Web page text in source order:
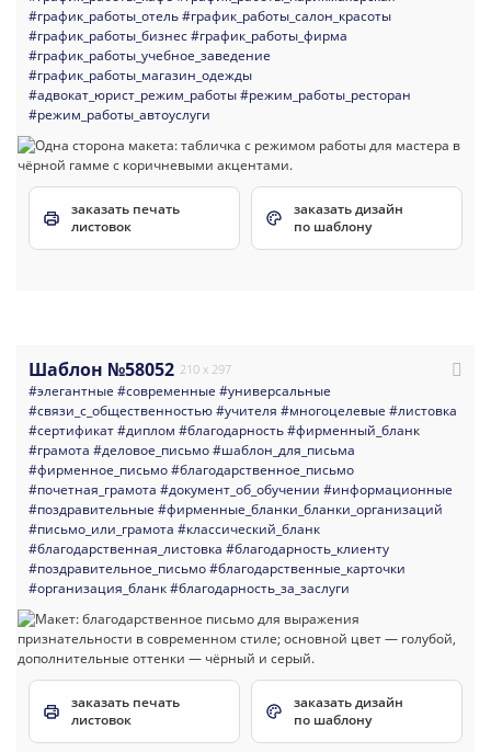
#график_работы_отель#график_работы_салон_красоты
#график_работы_бизнес#график_работы_фирма
#график_работы_учебное_заведение
#график_работы_магазин_одежды
#адвокат_юрист_режим_работы#режим_работы_ресторан
#режим_работы_автоуслуги
заказать печать
листовок
заказать дизайн
по шаблону
Шаблон №58052 210 x 297
#элегантные #современные #универсальные
#связи_с_общественностью#учителя #многоцелевые #листовка
#сертификат#диплом #благодарность#фирменный_бланк
#грамота #деловое_письмо#шаблон_для_письма
#фирменное_письмо#благодарственное_письмо
#почетная_грамота #документ_об_обучении #информационные
#поздравительные #фирменные_бланки_бланки_организаций
#письмо_или_грамота #классический_бланк
#благодарственная_листовка #благодарность_клиенту
#поздравительное_письмо#благодарственные_карточки
#организация_бланк#благодарность_за_заслуги
заказать печать
листовок
заказать дизайн
по шаблону